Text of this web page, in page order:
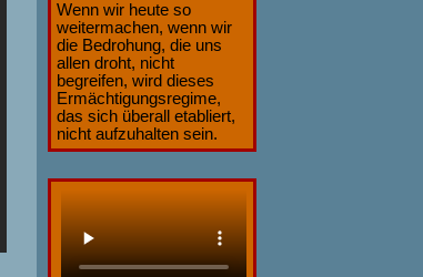
Wenn wir heute so
weitermachen, wenn wir
die Bedrohung, die uns
allen droht, nicht
begreifen, wird dieses
Ermächtigungsregime,
das sich überall etabliert,
nicht aufzuhalten sein.